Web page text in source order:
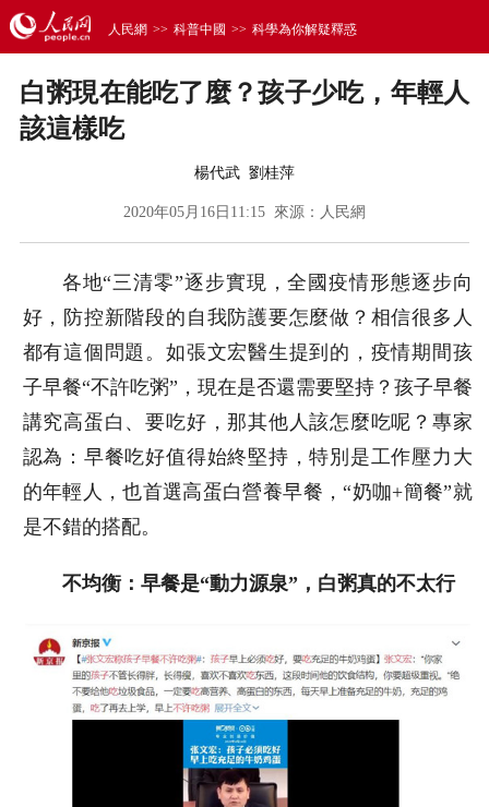
人民網 >> 科普中國 >> 科學為你解疑釋惑
白粥現在能吃了麼？孩子少吃，年輕人
該這樣吃
楊代武 劉桂萍
2020年05月16日11:15 來源： 人民網
各地“三清零”逐步實現，全國疫情形態逐步向
好，防控新階段的自我防護要怎麼做？相信很多人
都有這個問題。如張文宏醫生提到的，疫情期間孩
子早餐“不許吃粥”，現在是否還需要堅持？孩子早餐
講究高蛋白、要吃好，那其他人該怎麼吃呢？專家
認為：早餐吃好值得始終堅持，特別是工作壓力大
的年輕人，也首選高蛋白營養早餐，“奶咖+簡餐”就
是不錯的搭配。
不均衡：早餐是“動力源泉”，白粥真的不太行